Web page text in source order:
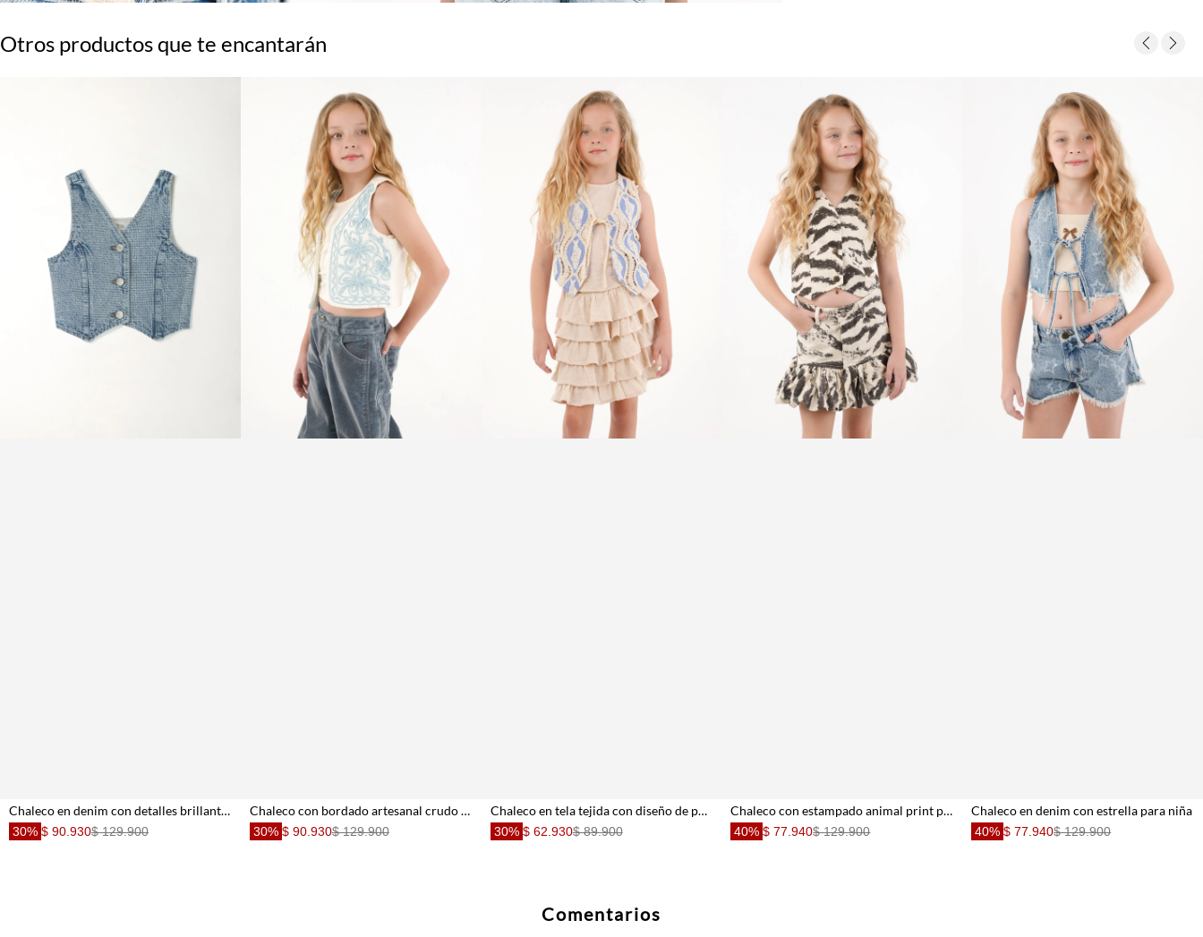
Otros productos que te encantarán
Chaleco en denim con detalles brillantes azul para niña
30% $ 90.930$ 129.900
Chaleco con bordado artesanal crudo para niña
30% $ 90.930$ 129.900
Chaleco en tela tejida con diseño de peces para niña
30% $ 62.930$ 89.900
Chaleco con estampado animal print para niña
40% $ 77.940$ 129.900
Chaleco en denim con estrella para niña
40% $ 77.940$ 129.900
Comentarios